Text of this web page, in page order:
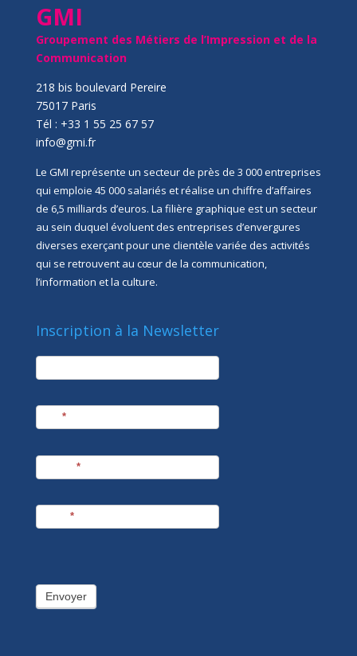
GMI
Groupement des Métiers de l’Impression et de la
Communication
218 bis boulevard Pereire
75017 Paris
Tél : +33 1 55 25 67 57
info@gmi.fr
Le GMI représente un secteur de près de 3 000 entreprises
qui emploie 45 000 salariés et réalise un chiffre d’affaires
de 6,5 milliards d’euros. La filière graphique est un secteur
au sein duquel évoluent des entreprises d’envergures
diverses exerçant pour une clientèle variée des activités
qui se retrouvent au cœur de la communication,
l’information et la culture.
Inscription à la Newsletter
newsletter
*
*
*
Envoyer